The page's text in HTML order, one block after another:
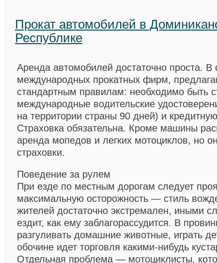
Прокат автомобилей в
Республике
Аренда автомобилей достаточно проста. В
международных прокатных фирм,
стандартным правилам: необходимо быть
международные водительские
на территории страны 90 дней) и кредитную
Страховка обязательна. Кроме машины
аренда мопедов и легких мотоциклов, но
страховки.
Поведение за рулем
При езде по местным дорогам следует
максимальную осторожность — стиль
жителей достаточно экстремален, иными
ездит, как ему заблагорассудится. В
разгуливать домашние животные, играть
обочине идет торговля какими-нибудь
Отдельная проблема — мотоциклисты,